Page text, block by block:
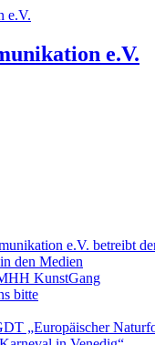
e.V.
e.V. betreibt
den Medien
KunstGang
bitte
„Europäischer